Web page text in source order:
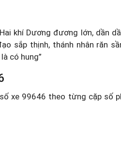
khí Dương đương lớn, dần
sắp thịnh, thánh nhân răn
có hung”
xe 99646 theo từng cặp số